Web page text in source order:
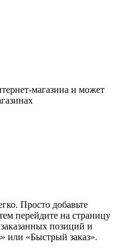
магазина и может
Просто добавьте
перейдите на страницу
позиций и
или «Быстрый заказ».